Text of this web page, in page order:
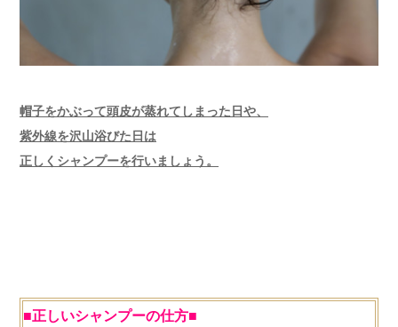
帽子をかぶって頭皮が蒸れてしまった日や、
紫外線を沢山浴びた日は
正しくシャンプーを行いましょう。
■正しいシャンプーの仕方■